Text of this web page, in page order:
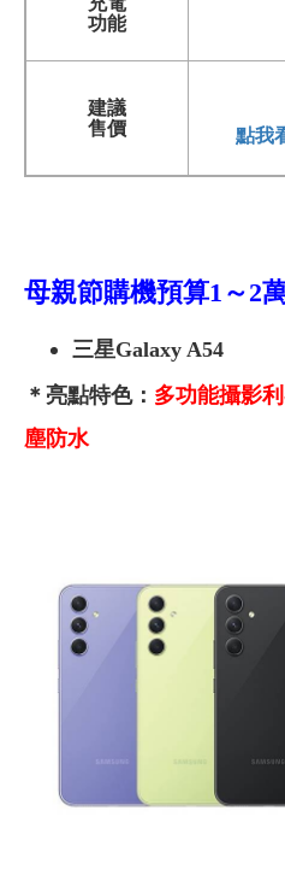
功能
建議
售價
點我
母親節購機預算1 ～2
三星Galaxy A54
＊亮點特色： 多功能攝影
塵防水